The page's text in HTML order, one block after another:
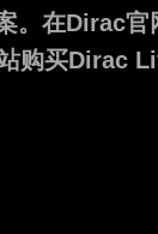
。在Dirac
购买Dirac